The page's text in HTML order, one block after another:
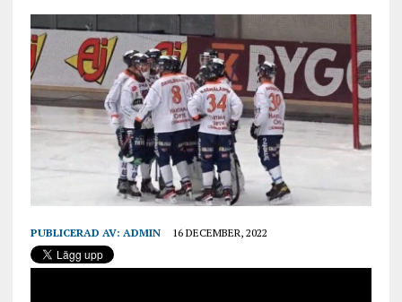
PUBLICERAD AV: ADMIN 16 DECEMBER, 2022